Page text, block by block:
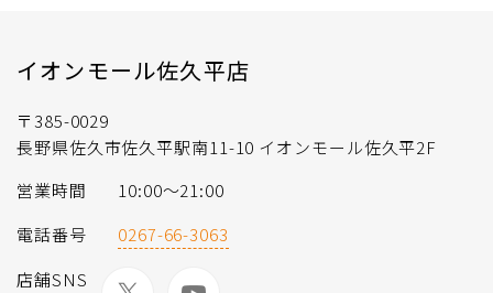
イオンモール佐久平店
〒385-0029
長野県佐久市佐久平駅南11-10 イオンモール佐久平2F
営業時間
10:00～21:00
電話番号
0267-66-3063
店舗SNS